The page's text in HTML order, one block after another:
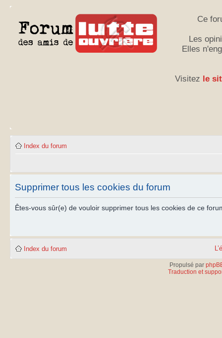
Ce
Les
Elles
Visitez le
Index du forum
Supprimer tous les cookies du forum
Êtes-vous sûr(e) de vouloir supprimer tous les cookies de ce
Index du forum
Propulsé par
Traduction et